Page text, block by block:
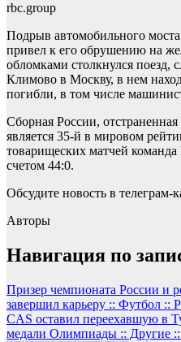
rbc.group
Подрыв автомобильного
привел к его обрушению на
обломками столкнулся поезд,
Климово в Москву, в нем
погибли, в том числе
Сборная России,
является 35-й в мировом
товарищеских матчей
счетом 44:0.
Обсудите новость в
Авторы
Навигация по
Призер чемпионата России и
завершил карьеру :: Футбол ::
CAS оставил переехавшую в
медали Олимпиады :: Другие